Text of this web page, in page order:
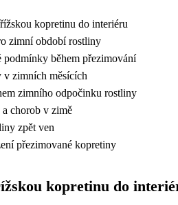
kopretinu do interiéru
zimní období rostliny
podmínky během přezimování
zimních měsících
zimního odpočinku rostliny
chorob v zimě
zpět ven
přezimované kopretiny
kopretinu do